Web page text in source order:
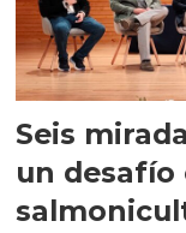
Seis
un desafío